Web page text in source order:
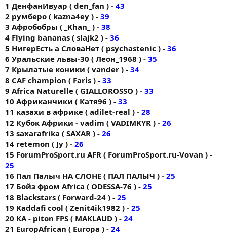
1 ДенфанИвуар ( den_fan ) - 43
2 румберо ( kazna4ey ) - 39
3 Афробобры ( _Khan_ ) - 38
4 Flying bananas ( slajk2 ) - 36
5 НигерЕсть а СловаНет ( psychastenic ) - 36
6 Уральские львы-30 ( Леон_1968 ) - 35
7 Крылатые коники ( vander ) - 34
8 CAF champion ( Faris ) - 33
9 Africa Naturelle ( GIALLOROSSO ) - 33
10 Африканчики ( Катя96 ) - 33
11 казахи в африке ( adilet-real ) - 28
12 Кубок Африки - vadim ( VADIMKYR ) - 26
13 saxarafrika ( SAXAR ) - 26
14 retemon ( Jy ) - 26
15 ForumProSport.ru AFR ( ForumProSport.ru-Vovan ) -
25
16 Пал Палыч НА СЛОНЕ ( ПАЛ ПАЛЫЧ ) - 25
17 Бойз фром Africa ( ODESSA-76 ) - 25
18 Blackstars ( Forward-24 ) - 25
19 Kaddafi cool ( Zenit4ik1982 ) - 25
20 KA - piton FPS ( MAKLAUD ) - 24
21 EuropAfrican ( Europa ) - 24